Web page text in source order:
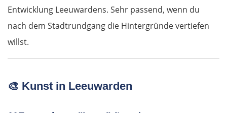
Entwicklung Leeuwardens. Sehr passend, wenn du
nach dem Stadtrundgang die Hintergründe vertiefen
willst.
🎨 Kunst in Leeuwarden
Nowy Tomyśl